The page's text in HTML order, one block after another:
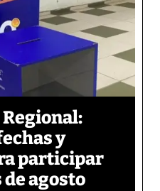
y
participar
agosto